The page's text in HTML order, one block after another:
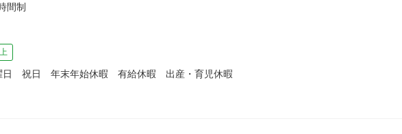
間制
日 祝日 年末年始休暇 有給休暇 出産・育児休暇